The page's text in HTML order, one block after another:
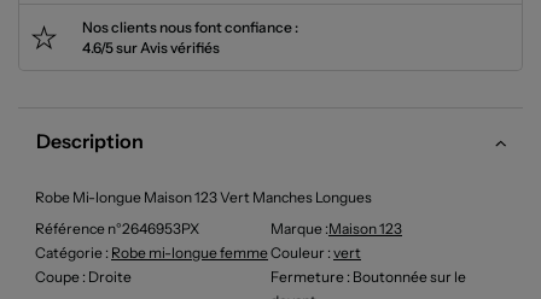
Nos clients nous font confiance :
4.6/5 sur Avis vérifiés
Description
Robe Mi-longue Maison 123 Vert Manches Longues
Référence n°2646953PX
Marque :Maison 123
Catégorie : Robe mi-longue femmeCouleur : vert
Coupe : Droite Fermeture : Boutonnée sur le